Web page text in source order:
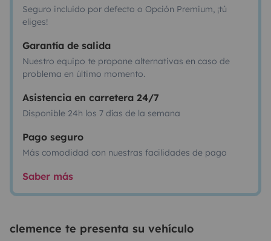
Seguro incluido por defecto o Opción Premium, ¡tú
eliges!
Garantía de salida
Nuestro equipo te propone alternativas en caso de
problema en último momento.
Asistencia en carretera 24/7
Disponible 24h los 7 días de la semana
Pago seguro
Más comodidad con nuestras facilidades de pago
Saber más
clemence te presenta su vehículo